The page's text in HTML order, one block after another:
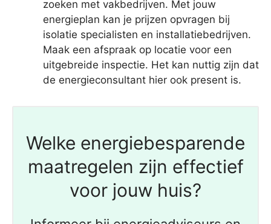
zoeken met vakbedrijven. Met jouw
energieplan kan je prijzen opvragen bij
isolatie specialisten en installatiebedrijven.
Maak een afspraak op locatie voor een
uitgebreide inspectie. Het kan nuttig zijn dat
de energieconsultant hier ook present is.
Welke energiebesparende
maatregelen zijn effectief
voor jouw huis?